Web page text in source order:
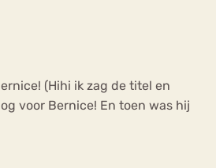
(Hihi ik zag de titel en
voor Bernice! En toen was hij